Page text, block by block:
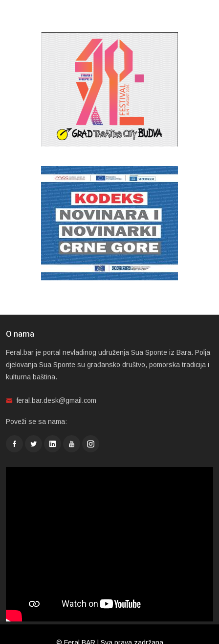
O nama
Feral.bar je portal nevladinog udruženja Sua Sponte iz Bara. Polja
djelovanja Sua Sponte su građansko društvo, pomorska tradicija i
kulturna baština.
feral.bar.desk@gmail.com
Poveži se sa nama: